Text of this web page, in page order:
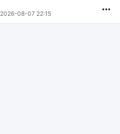
2026-08-07 22:15